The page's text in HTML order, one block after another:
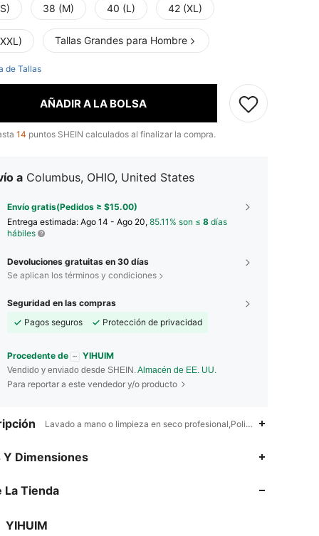
38 (M) 40 (L) 42 (XL)
Tallas Grandes para Hombre
de Tallas
AÑADIR A LA BOLSA
14 puntos SHEIN calculados al finalizar la compra.
a Columbus, OHIO, United States
Envío gratis(Pedidos ≥ $15.00)
Entrega estimada: Ago 14 - Ago 20, 85.11% son ≤ 8 días
hábiles
Devoluciones gratuitas en 30 días
Se aplican los términos y condiciones
Seguridad en las compras
Pagos seguros
Protección de privacidad
Procedente de YIHUIM
Vendido y enviado desde SHEIN. Almacén de EE. UU.
Para reportar a este vendedor y/o producto
Lavado a mano o limpieza en seco profesional,Poliéster,No
Y Dimensiones
La Tienda
YIHUIM
4.85
j***2